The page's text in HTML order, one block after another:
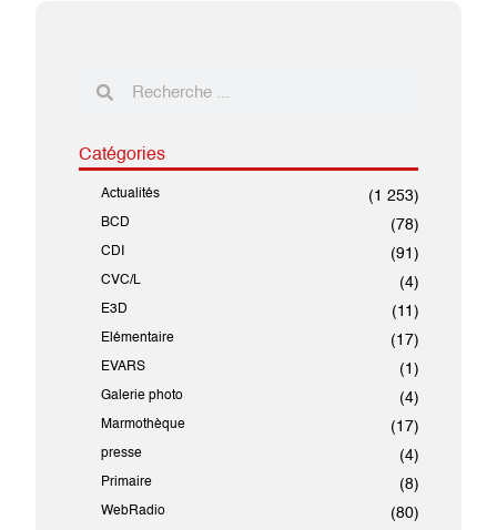
Catégories
Actualités (1 253)
BCD (78)
CDI (91)
CVC/L (4)
E3D (11)
Elémentaire (17)
EVARS (1)
Galerie photo (4)
Marmothèque (17)
presse (4)
Primaire (8)
WebRadio (80)